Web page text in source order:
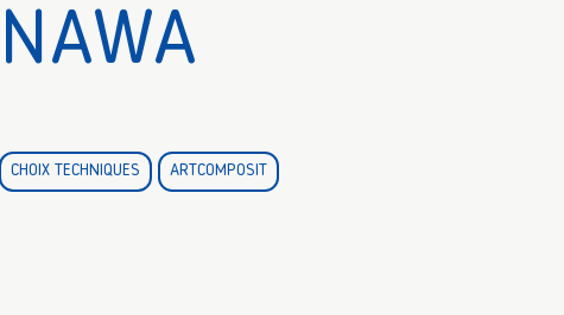
NAWA
CHOIX TECHNIQUES ARTCOMPOSIT